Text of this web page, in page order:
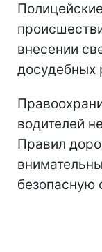
внесении
досудебных
водителей
Правил
безопасную